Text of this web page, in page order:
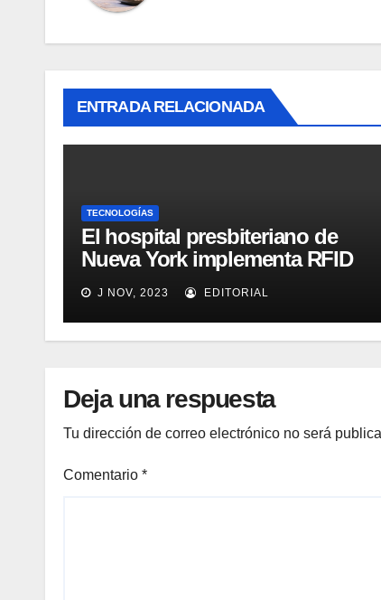
ENTRADA RELACIONADA
TECNOLOGÍAS
El hospital presbiteriano de
Nueva York implementa RFID
para mejorar el proceso de
inventario de equipamiento
médico
J NOV, 2023 EDITORIAL
Deja una respuesta
Tu dirección de correo electrónico no será
Comentario *